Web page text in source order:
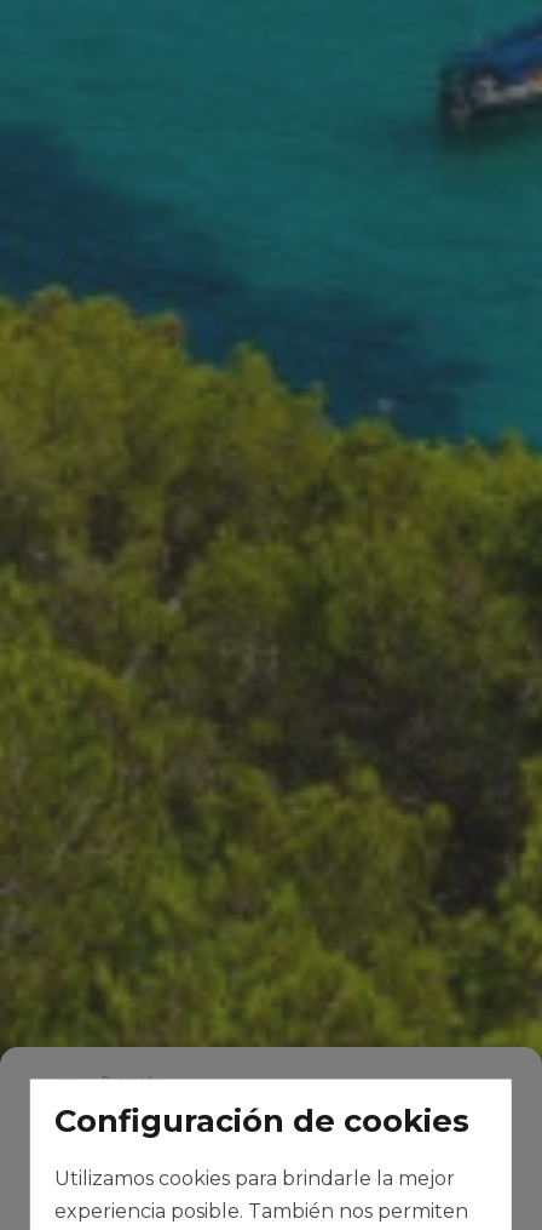
Configuración de cookies
Utilizamos cookies para brindarle la mejor
experiencia posible. También nos permiten